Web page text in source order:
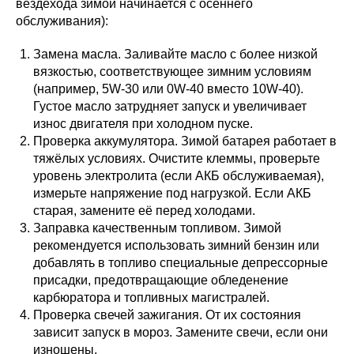
вездехода зимой начинается с осеннего
обслуживания):
Замена масла. Заливайте масло с более низкой
вязкостью, соответствующее зимним условиям
(например, 5W-30 или 0W-40 вместо 10W-40).
Густое масло затрудняет запуск и увеличивает
износ двигателя при холодном пуске.
Проверка аккумулятора. Зимой батарея работает в
тяжёлых условиях. Очистите клеммы, проверьте
уровень электролита (если АКБ обслуживаемая),
измерьте напряжение под нагрузкой. Если АКБ
старая, замените её перед холодами.
Заправка качественным топливом. Зимой
рекомендуется использовать зимний бензин или
добавлять в топливо специальные депрессорные
присадки, предотвращающие обледенение
карбюратора и топливных магистралей.
Проверка свечей зажигания. От их состояния
зависит запуск в мороз. Замените свечи, если они
изношены.